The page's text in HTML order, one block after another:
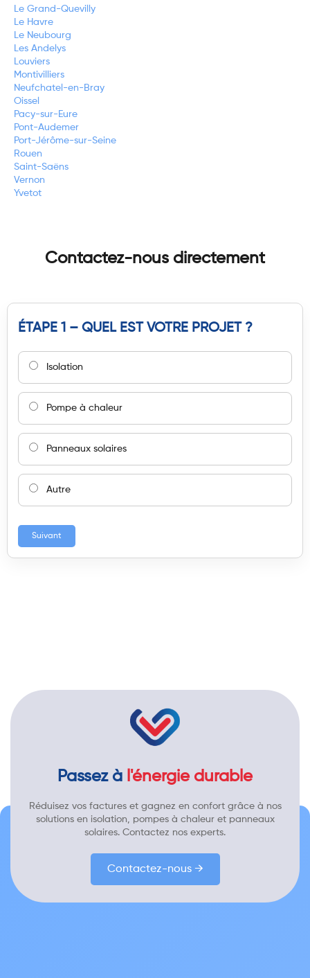
Le Grand-Quevilly
Le Havre
Le Neubourg
Les Andelys
Louviers
Montivilliers
Neufchatel-en-Bray
Oissel
Pacy-sur-Eure
Pont-Audemer
Port-Jérôme-sur-Seine
Rouen
Saint-Saëns
Vernon
Yvetot
Contactez-nous directement
ÉTAPE 1 – QUEL EST VOTRE PROJET ?
Isolation
Pompe à chaleur
Panneaux solaires
Autre
Suivant
Passez à l'énergie durable
Réduisez vos factures et gagnez en confort grâce à nos
solutions en isolation, pompes à chaleur et panneaux
solaires. Contactez nos experts.
Contactez-nous →